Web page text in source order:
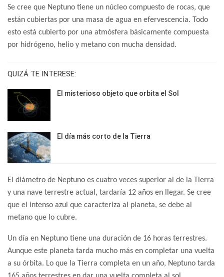
Se cree que Neptuno tiene un núcleo compuesto de rocas, que
están cubiertas por una masa de agua en efervescencia. Todo
esto está cubierto por una atmósfera básicamente compuesta
por hidrógeno, helio y metano con mucha densidad.
QUIZÁ TE INTERESE:
El misterioso objeto que orbita el Sol
El día más corto de la Tierra
El diámetro de Neptuno es cuatro veces superior al de la Tierra
y una nave terrestre actual, tardaría 12 años en llegar. Se cree
que el intenso azul que caracteriza al planeta, se debe al
metano que lo cubre.
Un día en Neptuno tiene una duración de 16 horas terrestres.
Aunque este planeta tarda mucho más en completar una vuelta
a su órbita. Lo que la Tierra completa en un año, Neptuno tarda